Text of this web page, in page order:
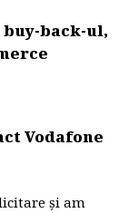
back-ul,
Vodafone
și am